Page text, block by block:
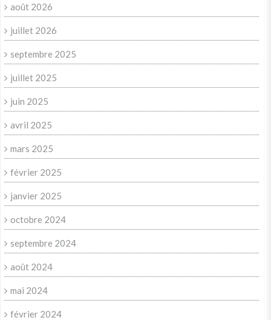
août 2026
juillet 2026
septembre 2025
juillet 2025
juin 2025
avril 2025
mars 2025
février 2025
janvier 2025
octobre 2024
septembre 2024
août 2024
mai 2024
février 2024